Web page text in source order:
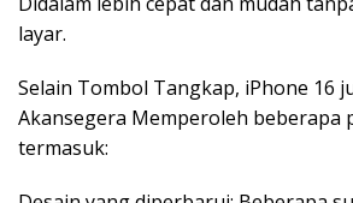
layar.
Selain Tombol Tangkap, iPhone 16
Akansegera Memperoleh beberapa
termasuk: